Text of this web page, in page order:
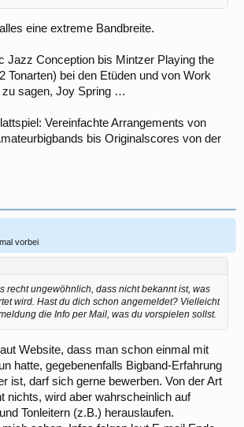
eine extreme Bandbreite.
Jazz Conception bis Mintzer Playing the
Tonarten) bei den Etüden und von Work
zu sagen, Joy Spring …
Vereinfachte Arrangements von
bis Originalscores von der
vorbei
recht ungewöhnlich, dass nicht bekannt ist, was
wird. Hast du dich schon angemeldet? Vielleicht
die Info per Mail, was du vorspielen sollst.
Website, dass man schon einmal mit
hatte, gegebenenfalls Bigband-Erfahrung
ist, darf sich gerne bewerben. Von der Art
nichts, wird aber wahrscheinlich auf
Tonleitern (z.B.) herauslaufen.